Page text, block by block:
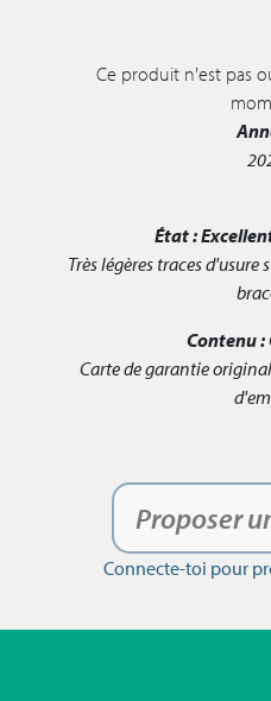
Ce produit n'est pas
État :
Très légères traces
Contenu :
Carte de garantie
Proposer
Connecte-toi pour